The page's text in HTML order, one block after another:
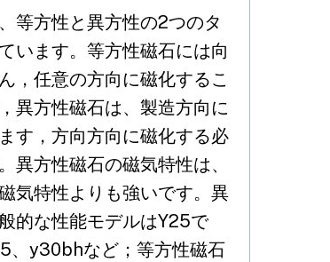
等方性と異方性の2つのタ
います。等方性磁石には向
，任意の方向に磁化するこ
異方性磁石は、製造方向に
す，方向方向に磁化する必
異方性磁石の磁気特性は、
気特性よりも強いです。異
的な性能モデルはY25で
、y30bhなど；等方性磁石